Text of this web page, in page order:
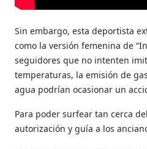
Sin embargo, esta deportista
como la versión femenina de
seguidores que no intenten
temperaturas, la emisión de
agua podrían ocasionar un
Para poder surfear tan cerca
autorización y guía a los